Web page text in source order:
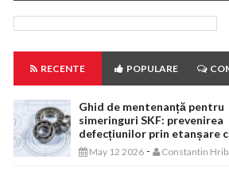
RECENTE POPULARE
Ghid de mentenanță pentru
simeringuri SKF: prevenirea
defecțiunilor prin etanșare
May 12 2026 - Constantin